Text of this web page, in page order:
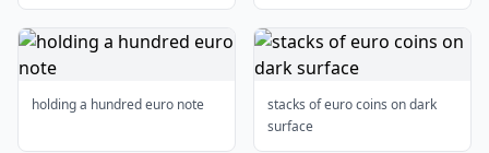
holding a hundred euro note
stacks of euro coins on dark
surface